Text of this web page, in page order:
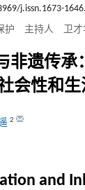
j.issn.1673-
护 主持人 卫才
非遗传承
会性和
2
and